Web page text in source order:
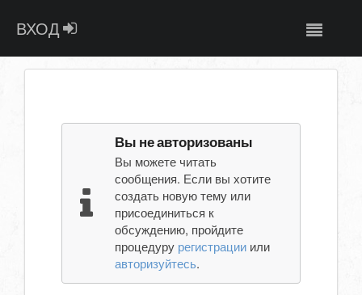
ВХОД
Вы не авторизованы
Вы можете читать
сообщения. Если вы хотите
создать новую тему или
присоединиться к
обсуждению, пройдите
процедуру регистрацииили
авторизуйтесь.